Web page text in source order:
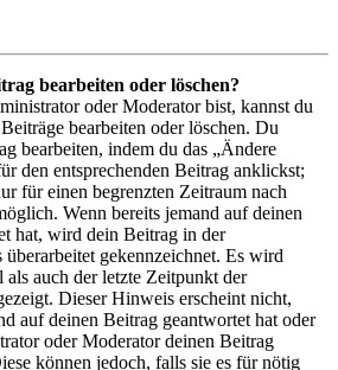
bearbeiten oder löschen?
oder Moderator bist, kannst du
bearbeiten oder löschen. Du
bearbeiten, indem du das „Ändere
den entsprechenden Beitrag anklickst;
für einen begrenzten Zeitraum nach
Wenn bereits jemand auf deinen
hat, wird dein Beitrag in der
überarbeitet gekennzeichnet. Es wird
auch der letzte Zeitpunkt der
Dieser Hinweis erscheint nicht,
auf deinen Beitrag geantwortet hat oder
oder Moderator deinen Beitrag
können jedoch, falls sie es für nötig